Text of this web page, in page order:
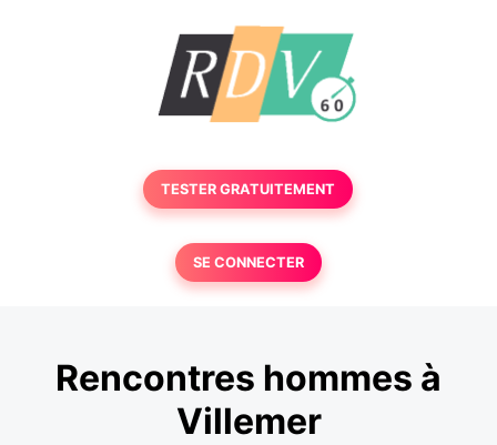
TESTER GRATUITEMENT
SE CONNECTER
Rencontres hommes à
Villemer